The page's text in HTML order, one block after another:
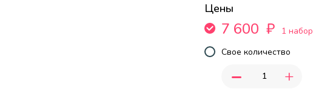
Цены
7 600 ₽
1 набор
Свое количество
- +